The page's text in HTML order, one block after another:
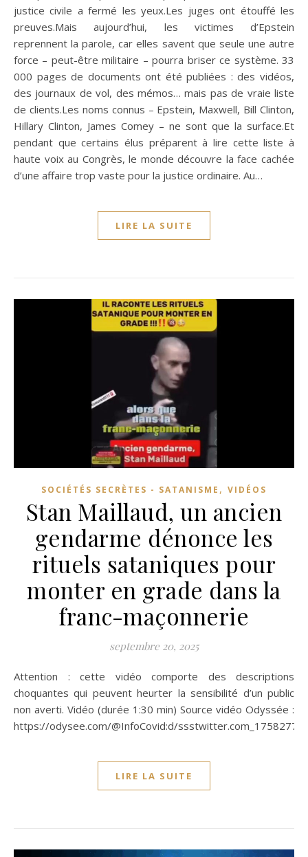
justice civile a fermé les yeux.Les juges ont étouffé les
preuves.Mais aujourd’hui, les victimes d’Epstein
reprennent la parole, car elles savent que seule une autre
force – peut-être militaire – pourra briser ce système. 33
000 pages de documents ont été publiées : des vidéos,
des journaux de vol, des mémos… mais pas de vraie liste
de clients.Les noms connus – Epstein, Maxwell, Bill Clinton,
Hillary Clinton, James Comey – ne sont que la surface.Et
pendant que certains élus préparent à lire cette liste à
haute voix au Congrès, le monde découvre la face cachée
d’une affaire trop vaste pour la justice ordinaire. Au…
LIRE LA SUITE
SOCIÉTÉS SECRÈTES - SATANISME , VIDÉOS
Stan Maillaud, un ancien
gendarme dénonce les
rituels sataniques pour
monter en grade dans la
franc-maçonnerie
septembre 20, 2025
Attention : cette vidéo comporte des descriptions
choquantes qui peuvent heurter la sensibilité d’un public
non averti. Vidéo (durée 1:30 min) Source vidéo Odyssée :
https://odysee.com/@InfoCovid:d/
LIRE LA SUITE